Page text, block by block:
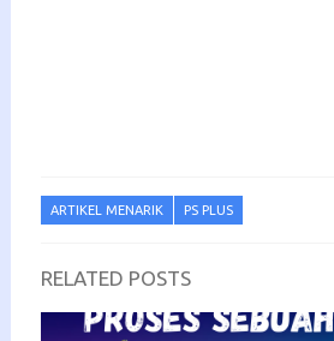
ARTIKEL MENARIK PS PLUS
RELATED POSTS